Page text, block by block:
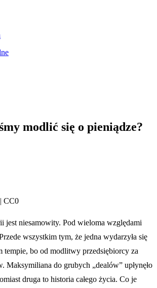
modlić się o pieniądze?
CC0
jest niesamowity. Pod wieloma względami
wszystkim tym, że jedna wydarzyła się
tempie, bo od modlitwy przedsiębiorcy za
Maksymiliana do grubych „dealówˮ upłynęło
druga to historia całego życia. Co je